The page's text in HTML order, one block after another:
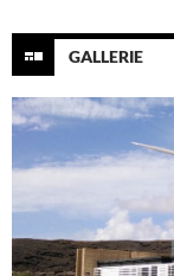
GALLERIE